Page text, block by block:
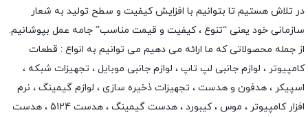
در تلاش هستیم تا بتوانیم با افزایش کیفیت و سطح تولید به شعار
سازمانی خود یعنی “تنوع ، کیفیت و قیمت مناسب” جامه عمل بپوشانیم.
از جمله محصولاتی که ما ارائه می دهیم می توانیم به انواع : قطعات
کامپیوتر ، لوازم جانبی لپ تاپ ، لوازم جانبی موبایل ، تجهیزات شبکه ،
اسپیکر ، هدفون و هدست ، تجهیزات ذخیره سازی ، لوازم گیمینگ ، نرم
افزار کامپیوتر ، موس ،کیبورد ، هدست گیمینگ
، هدست 5124 ، هدست